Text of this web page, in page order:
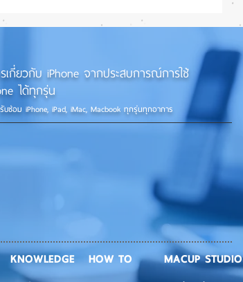
Ultra 4 เน้นอัปเกรดภายใน
กี่ยวกับ iPhone จากประสบการณ์การใช้
ได้ทุกรุ่น
บซ่อม iPhone, iPad, iMac, Macbook ทุกรุ่นทุกอาการ
KNOWLEDGE
HOW TO
MACUP STUDIO